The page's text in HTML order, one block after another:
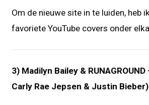
Om de nieuwe site in te luiden, heb
favoriete YouTube covers onder
3) Madilyn Bailey &
Carly Rae Jepsen & Justin Bieber)